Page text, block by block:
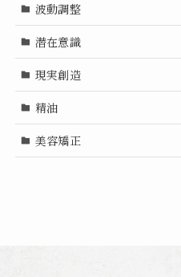
波動調整
潜在意識
現実創造
精油
美容矯正